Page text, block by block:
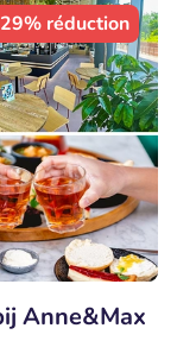
29% réduction
Anne&Max